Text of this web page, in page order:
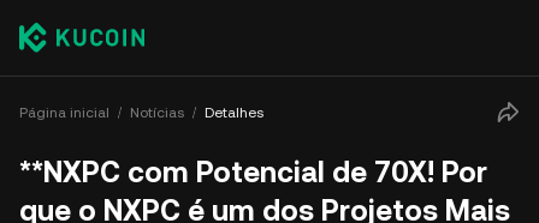
Página inicial Notícias Detalhes
**NXPC com Potencial de 70X! Por
que o NXPC é um dos Projetos Mais